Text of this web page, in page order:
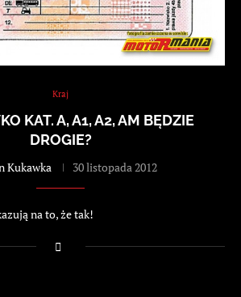
Kraj
KAT. A, A1, A2, AM BĘDZIE
DROGIE?
Kukawka 30 listopada 2012
na to, że tak!